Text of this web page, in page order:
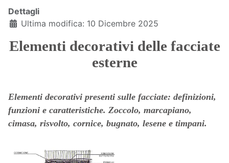
Dettagli
Ultima modifica: 10 Dicembre 2025
Elementi decorativi delle facciate
esterne
Elementi decorativi presenti sulle facciate: definizioni,
funzioni e caratteristiche. Zoccolo, marcapiano,
cimasa, risvolto, cornice, bugnato, lesene e timpani.